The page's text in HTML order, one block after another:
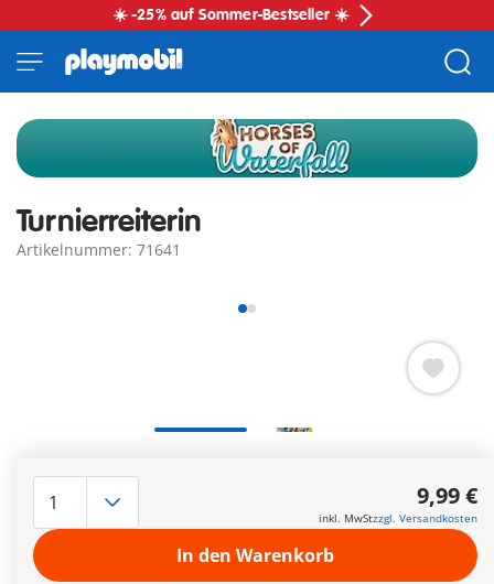
☀️ -25% auf Sommer-Bestseller ☀️
Turnierreiterin
Artikelnummer: 71641
Turnierreiterin aus nachhaltigem Material. Inklusive einer
PLAYMOBIL-Figur, einem Pferd und süßen Extras.
Weitere Informationen
Gratis Versandab55€
9,99 €
inkl. MwStzzgl. Versandkosten
In den Warenkorb